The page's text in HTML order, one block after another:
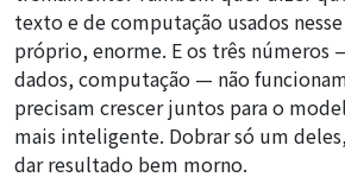
texto e de computação usados
próprio, enorme. E os três números
dados, computação — não
precisam crescer juntos para o
mais inteligente. Dobrar só um
dar resultado bem morno.